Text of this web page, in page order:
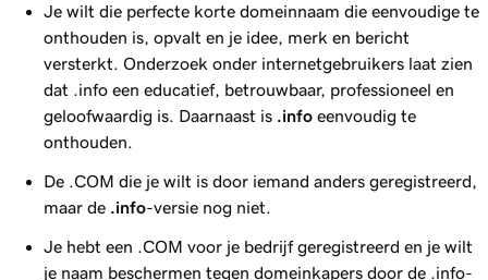
Je wilt die perfecte korte domeinnaam die eenvoudige te
onthouden is, opvalt en je idee, merk en bericht
versterkt. Onderzoek onder internetgebruikers laat zien
dat .info een educatief, betrouwbaar, professioneel en
geloofwaardig is. Daarnaast is .info eenvoudig te
onthouden.
De .COM die je wilt is door iemand anders geregistreerd,
maar de .info-versie nog niet.
Je hebt een .COM voor je bedrijf geregistreerd en je wilt
je naam beschermen tegen domeinkapers door de .info-